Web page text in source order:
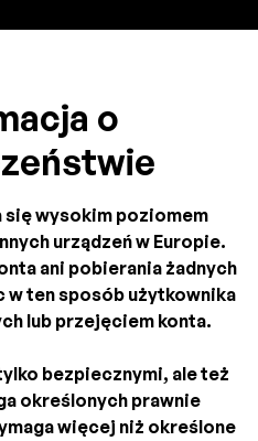
o
wysokim poziomem
urządzeń w Europie.
ani pobierania żadnych
ten sposób użytkownika
lub przejęciem konta.
bezpiecznymi, ale też
określonych prawnie
więcej niż określone